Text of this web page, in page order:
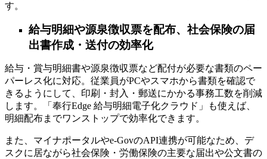
す。
給与明細や源泉徴収票を配布、社会保険の届
出書作成・送付の効率化
給与・賞与明細書や源泉徴収票など配付が必要な書類のペー
パーレス化に対応。従業員がPCやスマホから書類を確認で
きるようにして、印刷・封入・郵送にかかる事務工数を削減
します。「奉行Edge 給与明細電子化クラウド」も使えば、
明細配布までワンストップで効率化できます。
また、マイナポータルやe-GovのAPI連携が可能なため、デ
スクに居ながら社会保険・労働保険の主要な届出や公文書の